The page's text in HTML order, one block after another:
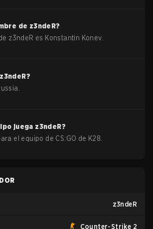
de z3ndeR?
z3ndeR es Konstantin Konev.
z3ndeR?
juega z3ndeR?
el equipo de CS:GO de K28
z3ndeR
Counter-Strike 2